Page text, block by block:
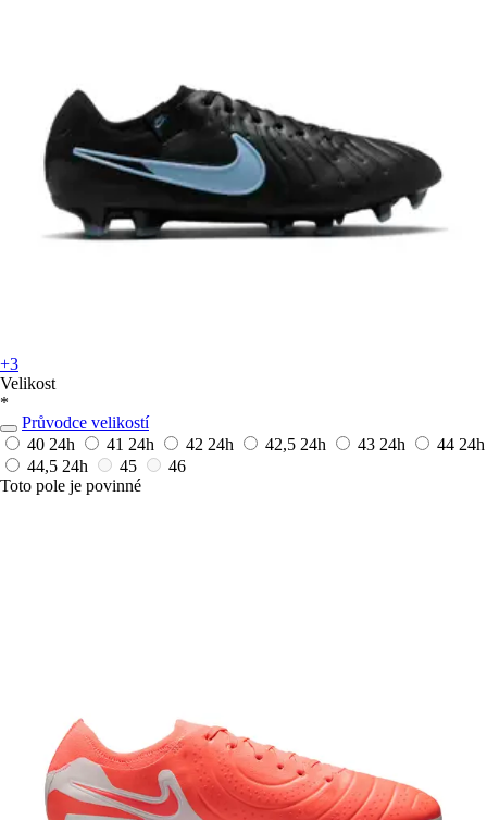
+3
Velikost
*
Průvodce velikostí
40 24h 41 24h 42 24h 42,5 24h 43 24h 44 24h
44,5 24h 45
46
Toto pole je povinné